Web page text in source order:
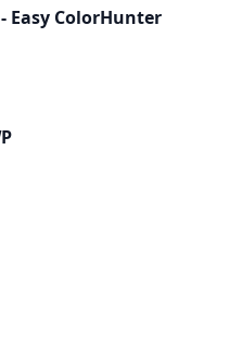
Easy ColorHunter